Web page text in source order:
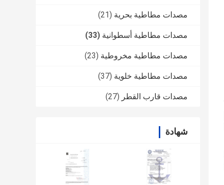
مصدات مطاطية بحرية (21)
مصدات مطاطية أسطوانية (33)
مصدات مطاطية مخروطية (23)
مصدات مطاطية خلوية (37)
مصدات قارب القطر (27)
شهادة